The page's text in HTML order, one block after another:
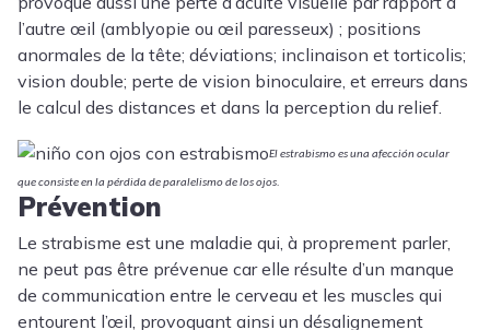
l’autre œil (amblyopie ou œil paresseux) ; positions
anormales de la tête; déviations; inclinaison et torticolis;
vision double; perte de vision binoculaire, et erreurs dans
le calcul des distances et dans la perception du relief.
El estrabismo es una afección ocular
que consiste en la pérdida de paralelismo de los ojos.
Prévention
Le strabisme est une maladie qui, à proprement parler,
ne peut pas être prévenue car elle résulte d’un manque
de communication entre le cerveau et les muscles qui
entourent l’œil, provoquant ainsi un désalignement